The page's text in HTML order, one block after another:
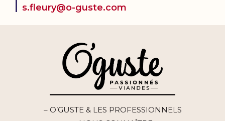
s.fleury@o-guste.com
– O’GUSTE & LES PROFESSIONNELS